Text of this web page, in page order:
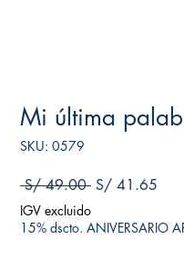
Mi última
SKU: 0579
S/ 49.00 Precio
S/ 41.65
IGV excluido
15% dscto. ANIVERSARIO